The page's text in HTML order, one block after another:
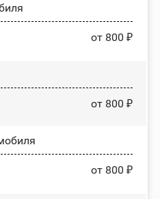
от 800 ₽
от 800 ₽
от 800 ₽